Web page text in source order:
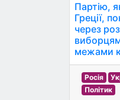
Партію,
Греції,
через
межами
Росія
Політик